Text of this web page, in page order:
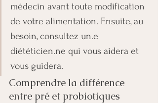
médecin avant toute modification
de votre alimentation. Ensuite, au
besoin, consultez un.e
diététicien.ne qui vous aidera et
vous guidera.
Comprendre la différence
entre pré et probiotiques